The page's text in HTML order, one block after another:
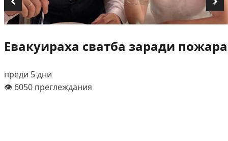
Евакуираха сватба заради
преди 5 дни
👁️ 6050 преглеждания